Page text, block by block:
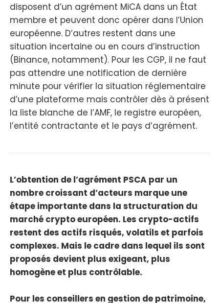
disposent d’un agrément MiCA dans un État
membre et peuvent donc opérer dans l’Union
européenne. D’autres restent dans une
situation incertaine ou en cours d’instruction
(Binance, notamment). Pour les CGP, il ne faut
pas attendre une notification de dernière
minute pour vérifier la situation réglementaire
d’une plateforme mais contrôler dès à présent
la liste blanche de l’AMF, le registre européen,
l’entité contractante et le pays d’agrément.
L’obtention de l’agrément PSCA par un
nombre croissant d’acteurs marque une
étape importante dans la structuration du
marché crypto européen. Les crypto-actifs
restent des actifs risqués, volatils et parfois
complexes. Mais le cadre dans lequel ils sont
proposés devient plus exigeant, plus
homogène et plus contrôlable.
Pour les conseillers en gestion de patrimoine,